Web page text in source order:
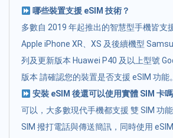
哪些裝置支援 eSIM 技術？
多數自 2019 年起推出的智慧型手機皆支
Apple iPhone XR、XS 及後續機型
列及更新版本 Huawei P40 及以上型號
版本 請確認您的裝置是否支援 eSIM 功能。
安裝 eSIM 後還可以使用實體 SIM 卡嗎
可以，大多數現代手機都支援 雙 SIM 功
SIM 撥打電話與傳送簡訊，同時使用 eSIM